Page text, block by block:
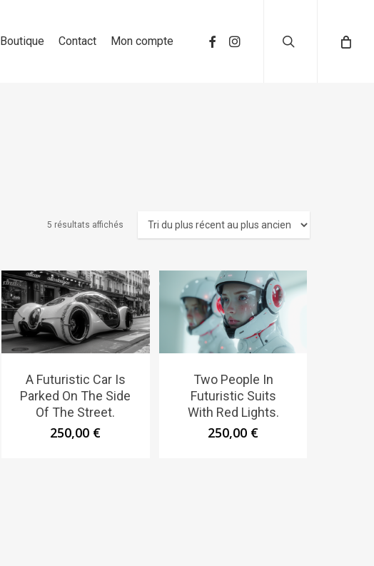
Boutique Contact Mon compte
5 résultats affichés
A Futuristic Car Is
Parked On The Side
Of The Street.
250,00 €
Two People In
Futuristic Suits
With Red Lights.
250,00 €